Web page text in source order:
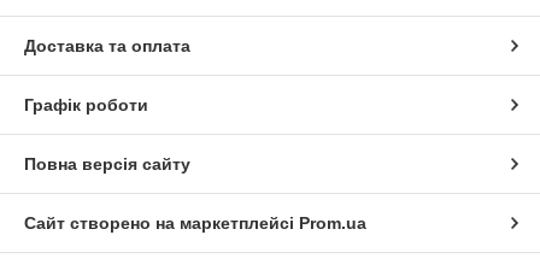
Доставка та оплата
Графік роботи
Повна версія сайту
Сайт створено на маркетплейсі Prom.ua